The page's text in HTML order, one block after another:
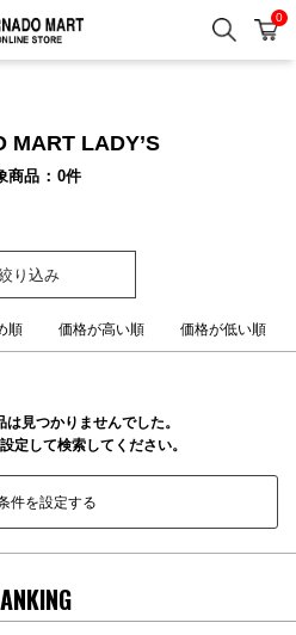
検索 カ
0
MART LADY’S
商品 0件
り込み
順 価格が高い順 価格が低い順
見つかりませんでした。
定して検索してください。
件を設定する